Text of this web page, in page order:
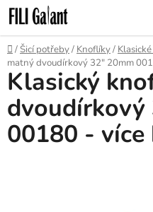
Přejít
na
obsah
Domů
/Šicí potřeby/ Knoflíky/
matný dvoudírkový 32" 20mm
Klasický
dvoudírkový
00180 - více